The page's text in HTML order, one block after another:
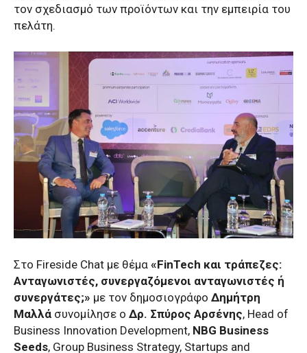
τον σχεδιασμό των προϊόντων και την εμπειρία του
πελάτη.
Στο Fireside Chat με θέμα «FinTech και τράπεζες:
Ανταγωνιστές, συνεργαζόμενοι ανταγωνιστές ή
συνεργάτες;» με τον δημοσιογράφο Δημήτρη
Μαλλά συνομίλησε ο Δρ. Σπύρος Αρσένης, Head of
Business Innovation Development, ΝΒG Business
Seeds, Group Business Strategy, Startups and